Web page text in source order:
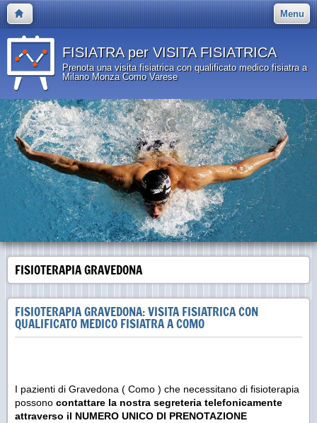
Menu
FISIATRA per VISITA FISIATRICA
Prenota una visita fisiatrica con qualificato medico fisiatra a
Milano Monza Como Varese
FISIOTERAPIA GRAVEDONA
FISIOTERAPIA GRAVEDONA: VISITA FISIATRICA CON
QUALIFICATO MEDICO FISIATRA A COMO
I pazienti di Gravedona ( Como ) che necessitano di fisioterapia
possono contattare la nostra segreteria telefonicamente
attraverso il NUMERO UNICO DI PRENOTAZIONE